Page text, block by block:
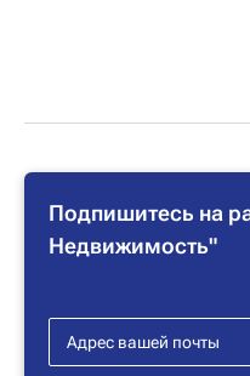
Подпишитесь на
Недвижимость"